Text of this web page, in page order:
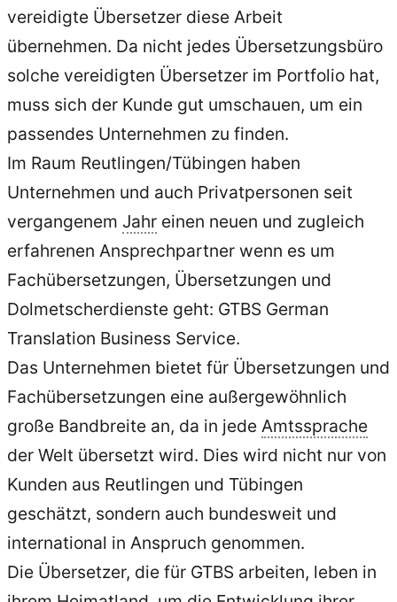
vereidigte Übersetzer diese Arbeit
übernehmen. Da nicht jedes Übersetzungsbüro
solche vereidigten Übersetzer im Portfolio hat,
muss sich der Kunde gut umschauen, um ein
passendes Unternehmen zu finden.
Im Raum Reutlingen/Tübingen haben
Unternehmen und auch Privatpersonen seit
vergangenem Jahr einen neuen und zugleich
erfahrenen Ansprechpartner wenn es um
Fachübersetzungen, Übersetzungen und
Dolmetscherdienste geht: GTBS German
Translation Business Service.
Das Unternehmen bietet für Übersetzungen und
Fachübersetzungen eine außergewöhnlich
große Bandbreite an, da in jede Amtssprache
der Welt übersetzt wird. Dies wird nicht nur von
Kunden aus Reutlingen und Tübingen
geschätzt, sondern auch bundesweit und
international in Anspruch genommen.
Die Übersetzer, die für GTBS arbeiten, leben in